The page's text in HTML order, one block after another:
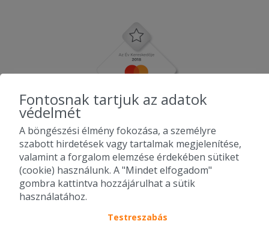
2010-2026 Copyright - Falatozz.hu - Diston-line Kft.
Fontosnak tartjuk az adatok
védelmét
A böngészési élmény fokozása, a személyre
szabott hirdetések vagy tartalmak megjelenítése,
valamint a forgalom elemzése érdekében sütiket
(cookie) használunk. A "Mindet elfogadom"
gombra kattintva hozzájárulhat a sütik
használatához.
Testreszabás